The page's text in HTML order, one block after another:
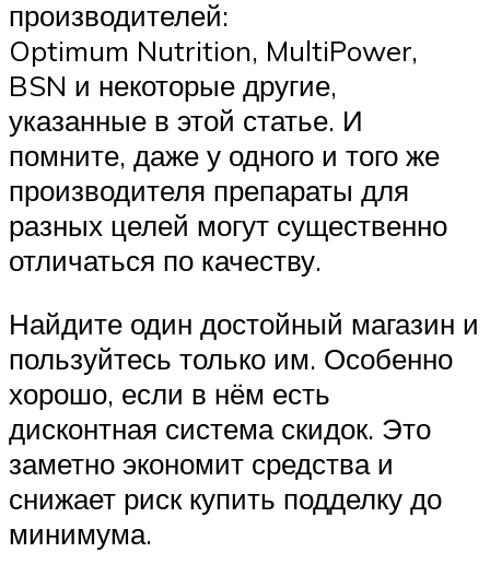
производителей:
Optimum Nutrition, MultiPower,
BSN и некоторые другие,
указанные в этой статье. И
помните, даже у одного и того же
производителя препараты для
разных целей могут существенно
отличаться по качеству.
Найдите один достойный магазин и
пользуйтесь только им. Особенно
хорошо, если в нём есть
дисконтная система скидок. Это
заметно экономит средства и
снижает риск купить подделку до
минимума.